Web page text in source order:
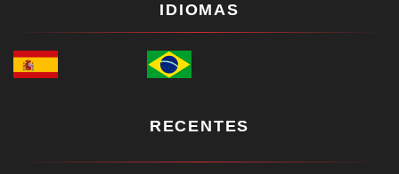
IDIOMAS
RECENTES